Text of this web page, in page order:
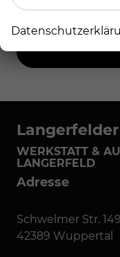
WERKSTATT &
LANGERFELD
Adresse
Schwelmer Str.
42389 Wuppertal